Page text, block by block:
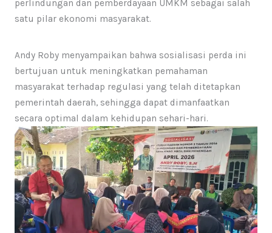
perlindungan dan pemberdayaan UMKM sebagai salah
satu pilar ekonomi masyarakat.
Andy Roby menyampaikan bahwa sosialisasi perda ini
bertujuan untuk meningkatkan pemahaman
masyarakat terhadap regulasi yang telah ditetapkan
pemerintah daerah, sehingga dapat dimanfaatkan
secara optimal dalam kehidupan sehari-hari.